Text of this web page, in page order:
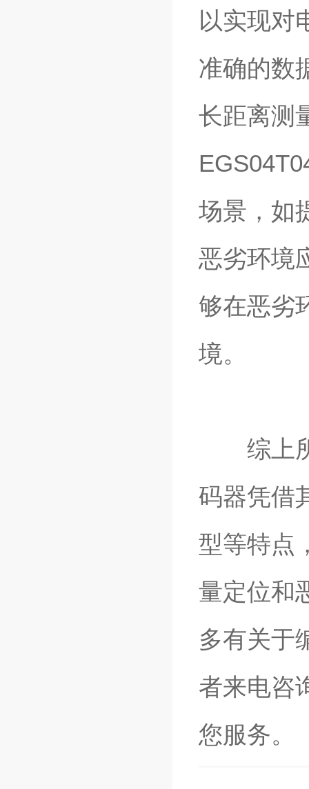
以实现对
准确的数
长距离测
场景，如
恶劣环境
够在恶劣
境。
综上所
码器凭借
型等特点
量定位和
多有关于
者来电咨
您服务。